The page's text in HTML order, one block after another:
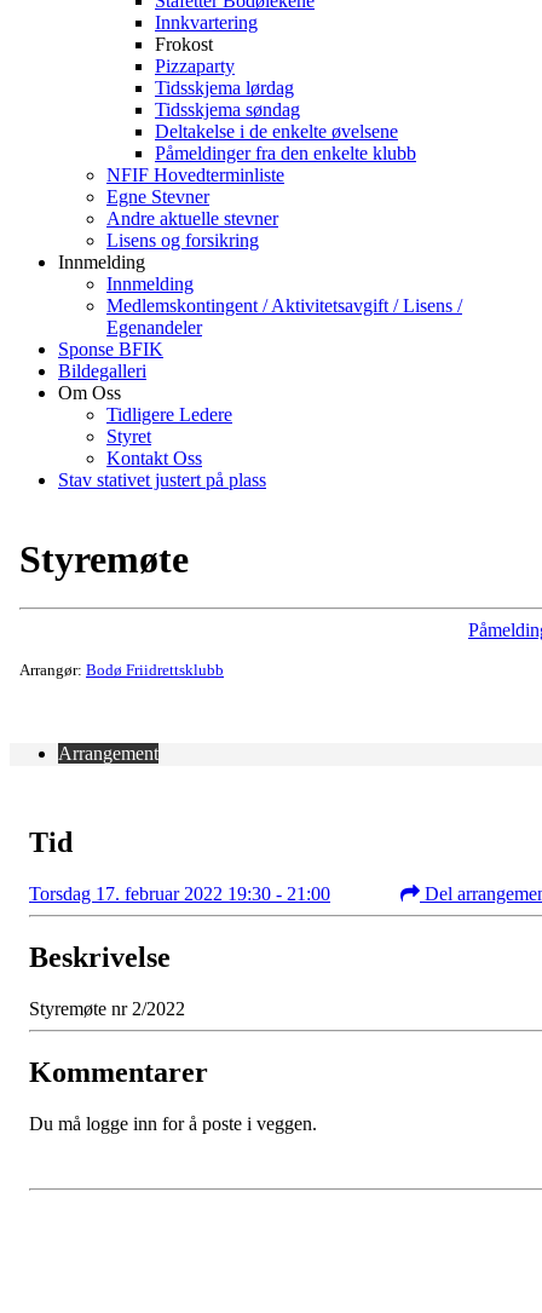
Innkvartering
Frokost
Pizzaparty
Tidsskjema lørdag
Tidsskjema søndag
Deltakelse i de enkelte øvelsene
Påmeldinger fra den enkelte klubb
NFIF Hovedterminliste
Egne Stevner
Andre aktuelle stevner
Lisens og forsikring
Innmelding
Innmelding
Medlemskontingent / Aktivitetsavgift / Lisens /
Egenandeler
Sponse BFIK
Bildegalleri
Om Oss
Tidligere Ledere
Styret
Kontakt Oss
Stav stativet justert på plass
Styremøte
Arrangør: Bodø Friidrettsklubb
Arrangement
Tid
Torsdag 17. februar 2022 19:30 - 21:00 Del
Beskrivelse
Styremøte nr 2/2022
Kommentarer
Du må logge inn for å poste i veggen.